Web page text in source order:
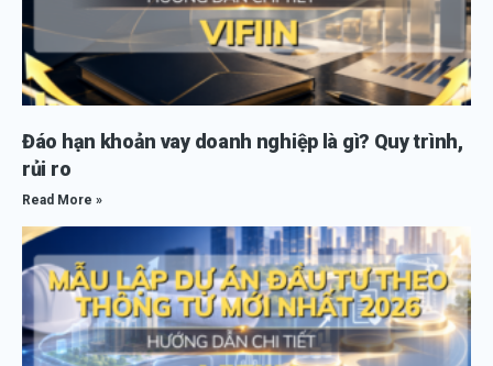
Đáo hạn khoản vay doanh nghiệp là gì? Quy trình,
rủi ro
Read More »